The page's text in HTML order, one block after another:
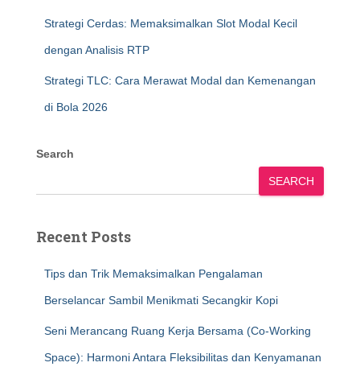
Strategi Cerdas: Memaksimalkan Slot Modal Kecil
dengan Analisis RTP
Strategi TLC: Cara Merawat Modal dan Kemenangan
di Bola 2026
Search
SEARCH
Recent Posts
Tips dan Trik Memaksimalkan Pengalaman
Berselancar Sambil Menikmati Secangkir Kopi
Seni Merancang Ruang Kerja Bersama (Co-Working
Space): Harmoni Antara Fleksibilitas dan Kenyamanan